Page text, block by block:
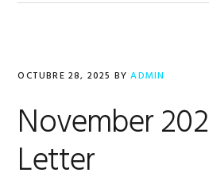
OCTUBRE 28, 2025 BYADMIN
November
Letter